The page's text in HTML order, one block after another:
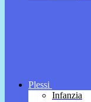
Plessi
Infanzia